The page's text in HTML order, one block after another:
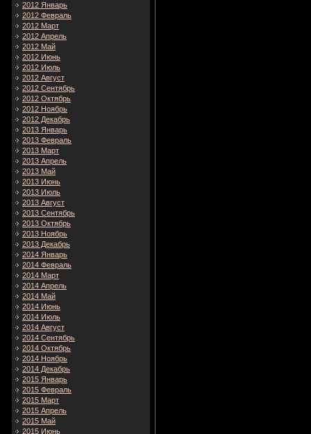
2012 Январь
2012 Февраль
2012 Март
2012 Апрель
2012 Май
2012 Июнь
2012 Июль
2012 Август
2012 Сентябрь
2012 Октябрь
2012 Ноябрь
2012 Декабрь
2013 Январь
2013 Февраль
2013 Март
2013 Апрель
2013 Май
2013 Июнь
2013 Июль
2013 Август
2013 Сентябрь
2013 Октябрь
2013 Ноябрь
2013 Декабрь
2014 Январь
2014 Февраль
2014 Март
2014 Апрель
2014 Май
2014 Июнь
2014 Июль
2014 Август
2014 Сентябрь
2014 Октябрь
2014 Ноябрь
2014 Декабрь
2015 Январь
2015 Февраль
2015 Март
2015 Апрель
2015 Май
2015 Июнь